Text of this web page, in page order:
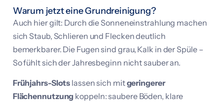
Warum jetzt eine Grundreinigung?
Auch hier gilt: Durch die Sonneneinstrahlung machen
sich Staub, Schlieren und Flecken deutlich
bemerkbarer. Die Fugen sind grau, Kalk in der Spüle –
So fühlt sich der Jahresbeginn nicht sauber an.
Frühjahrs-Slots lassen sich mitgeringerer
Flächennutzung koppeln: saubere Böden, klare